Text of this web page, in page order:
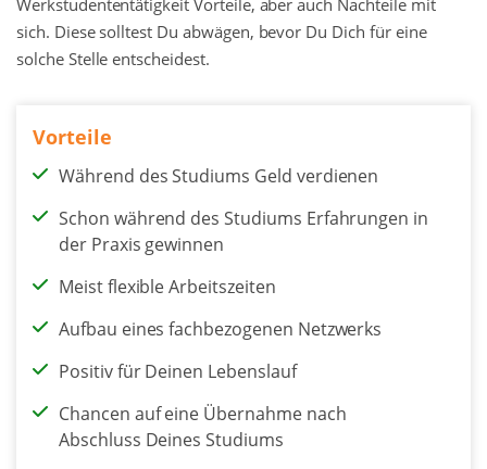
Werkstudententätigkeit Vorteile, aber auch Nachteile mit
sich. Diese solltest Du abwägen, bevor Du Dich für eine
solche Stelle entscheidest.
Vorteile
Während des Studiums Geld verdienen
Schon während des Studiums Erfahrungen in
der Praxis gewinnen
Meist flexible Arbeitszeiten
Aufbau eines fachbezogenen Netzwerks
Positiv für Deinen Lebenslauf
Chancen auf eine Übernahme nach
Abschluss Deines Studiums